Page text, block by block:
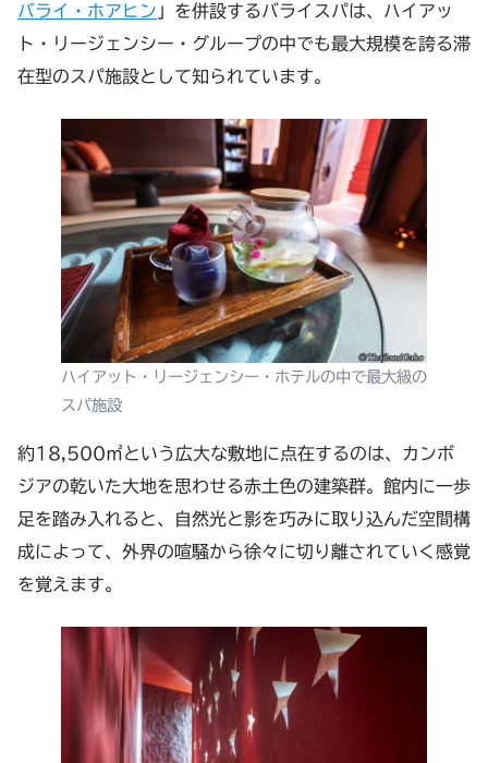
バライ・ホアヒン 」を併設するバライスパは、ハイアッ
ト・リージェンシー・グループの中でも最大規模を誇る滞
在型のスパ施設として知られています。
ハイアット・リージェンシー・ホテルの中で最大級の
スパ施設
約18,500㎡という広大な敷地に点在するのは、カンボ
ジアの乾いた大地を思わせる赤土色の建築群。館内に一歩
足を踏み入れると、自然光と影を巧みに取り込んだ空間構
成によって、外界の喧騒から徐々に切り離されていく感覚
を覚えます。